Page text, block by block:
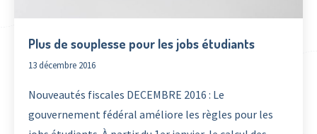
Plus de souplesse pour les jobs étudiants
13 décembre 2016
Nouveautés fiscales DECEMBRE 2016 : Le
gouvernement fédéral améliore les règles pour les